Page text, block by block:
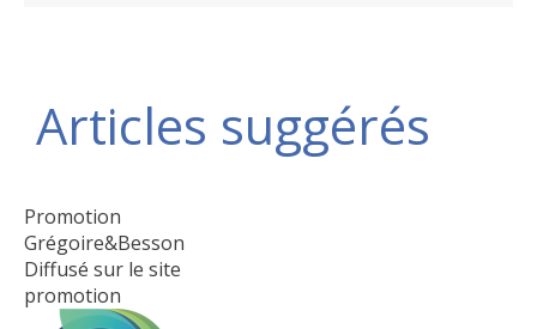
Articles suggérés
Promotion
Grégoire&Besson
Diffusé sur le site
promotion